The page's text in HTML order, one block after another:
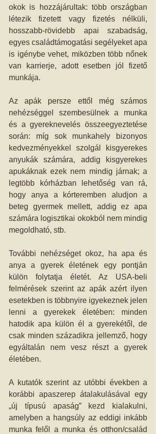
okok is hozzájárultak: több országban
létezik fizetett vagy fizetés nélküli,
hosszabb-rövidebb apai szabadság,
egyes családtámogatási segélyeket apa
is igénybe vehet, miközben több nőnek
van karrierje, adott esetben jól fizető
munkája.
Az apák persze ettől még számos
nehézséggel szembesülnek a munka
és a gyereknevelés összeegyeztetése
során: míg sok munkahely bizonyos
kedvezményekkel szolgál kisgyerekes
anyukák számára, addig kisgyerekes
apukáknak ezek nem mindig járnak; a
legtöbb kórházban lehetőség van rá,
hogy anya a kórteremben aludjon a
beteg gyermek mellett, addig ez apa
számára logisztikai okokból nem mindig
megoldható, stb.
További nehézséget okoz, ha apa és
anya a gyerek életének egy pontján
külön folytatja életét. Az USA-beli
felmérések szerint az apák azért ilyen
esetekben is többnyire igyekeznek jelen
lenni a gyerekek életében: minden
hatodik apa külön él a gyerekétől, de
csak minden századikra jellemző, hogy
egyáltalán nem vesz részt a gyerek
életében.
A kutatók szerint az utóbbi években a
korábbi apaszerep átalakulásával egy
„új típusú apaság” kezd kialakulni,
amelyben a hangsúly az eddigi inkább
munka felől a munka és otthon/család